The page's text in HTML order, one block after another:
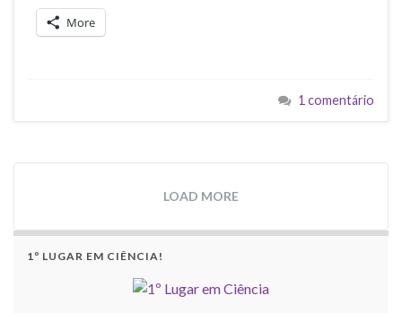
More
1 comentário
LOAD MORE
1º LUGAR EM CIÊNCIA!